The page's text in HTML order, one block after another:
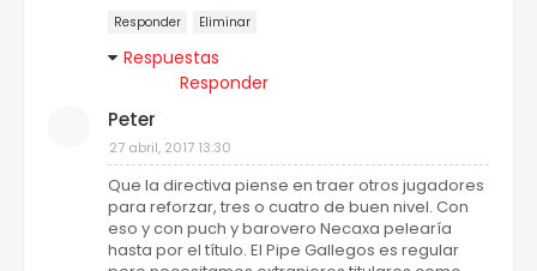
Responder Eliminar
Respuestas
Responder
Peter
27 abril, 2017 13:30
Que la directiva piense en traer otros jugadores
para reforzar, tres o cuatro de buen nivel. Con
eso y con puch y barovero Necaxa pelearía
hasta por el título. El Pipe Gallegos es regular